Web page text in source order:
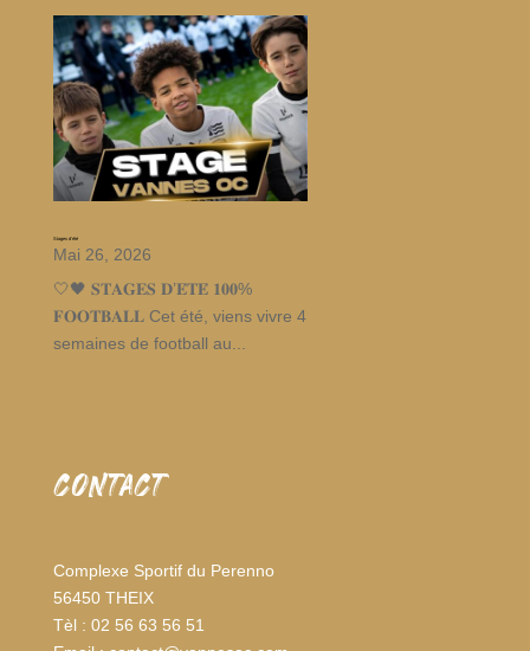
Stages d’été
Mai 26, 2026
🤍🖤 𝐒𝐓𝐀𝐆𝐄𝐒 𝐃’𝐄́𝐓𝐄́ 𝟏𝟎𝟎%
𝐅𝐎𝐎𝐓𝐁𝐀𝐋𝐋 Cet été, viens vivre 4
semaines de football au...
CONTACT
Complexe Sportif du Perenno
56450 THEIX
Tèl : 02 56 63 56 51